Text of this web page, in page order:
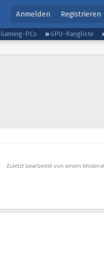
Anmelden Registrieren
PCs GPU-Rangliste
Zuletzt bearbeitet von einem